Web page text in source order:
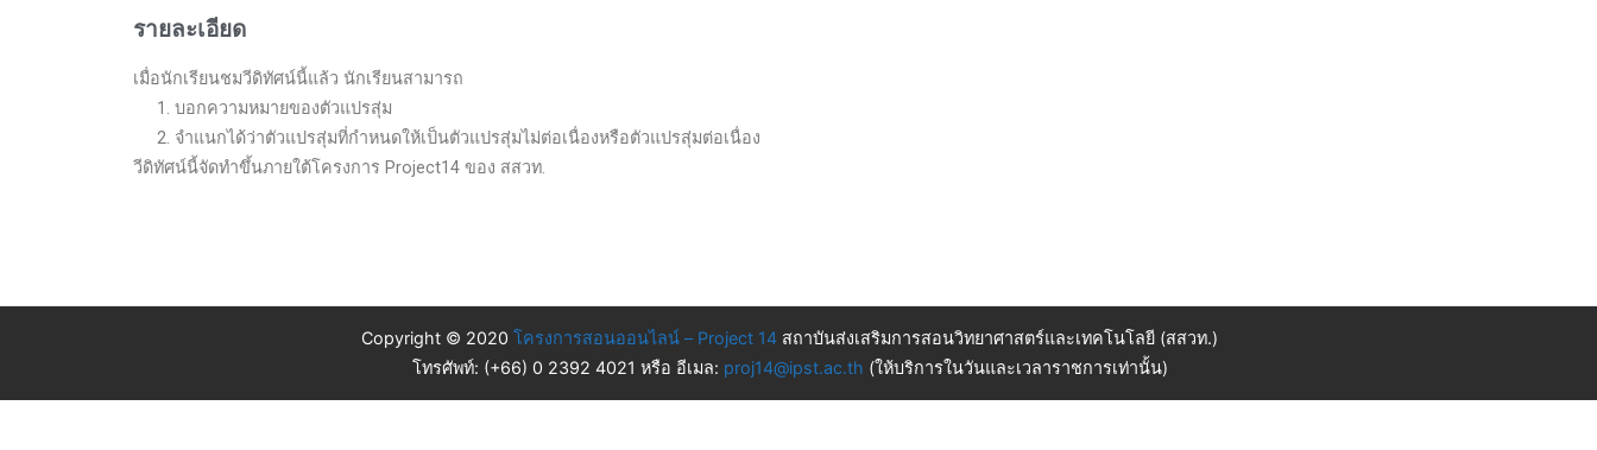
รายละเอียด
เมื่อนักเรียนชมวีดิทัศน์นี้แล้ว นักเรียนสามารถ
1. บอกความหมายของตัวแปรสุ่ม
2. จำแนกได้ว่าตัวแปรสุ่มที่กำหนดให้เป็นตัวแปรสุ่มไม่ต่อเนื่องหรือตัวแปรสุ่มต่อเนื่อง
วีดิทัศน์นี้จัดทำขึ้นภายใต้โครงการ Project14 ของ สสวท.
Copyright © 2020 โครงการสอนออนไลน์ – Project 14 สถาบันส่งเสริมการสอนวิทยาศาสตร์และเทคโนโลยี (สสวท.)
โทรศัพท์: (+66) 0 2392 4021 หรือ อีเมล: proj14@ipst.ac.th (ให้บริการในวันและเวลาราชการเท่านั้น)